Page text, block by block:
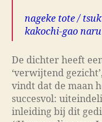
nageke tote /
kakochi-gao
De dichter heeft
‘verwijtend gezicht’,
vindt dat de maan
succesvol:
inleiding bij dit